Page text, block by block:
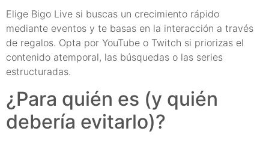
Elige Bigo Live si buscas un crecimiento rápido
mediante eventos y te basas en la interacción a través
de regalos. Opta por YouTube o Twitch si priorizas el
contenido atemporal, las búsquedas o las series
estructuradas.
¿Para quién es (y quién
debería evitarlo)?